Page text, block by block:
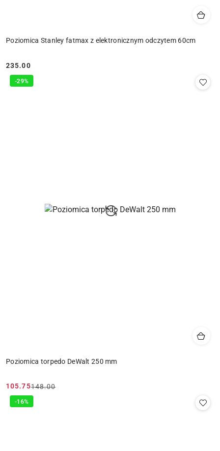
Poziomica Stanley fatmax z elektronicznym odczytem 60cm
Cena:
235.00
Poziomica torpedo DeWalt 250 mm
Cena
promocyjna:
105.75
Cena
przed
148.00
-29%
-16%